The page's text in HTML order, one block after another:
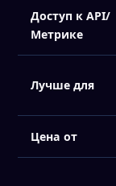
Доступ к API/
Метрике
Лучше для
Цена от